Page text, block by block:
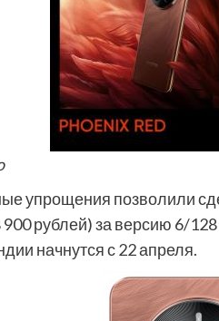
упрощения позволили
рублей) за версию 6/
начнутся с 22 апреля.